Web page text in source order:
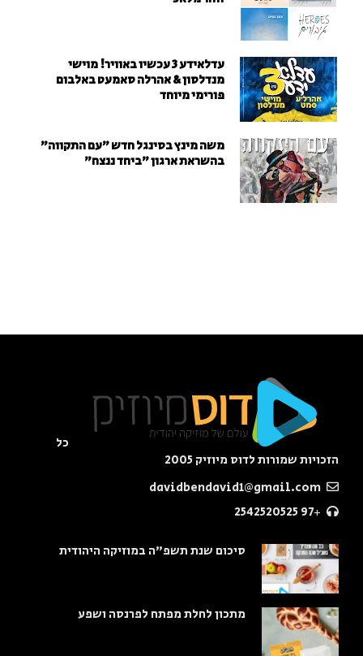
עדלאידע 3 עכשיו באוויר! מוישי
מנדלסון & אהרלה סאמעט באלבום
פורימי מיוחד
משה מינץ בסינגל חדש ״עם התקווה״
בהשראת ארגון "ביחד ננצח"
כל
הזכויות שמורות לדוס מיוזיק 2005
+97 2542520525
סיכום שנת תשפ"ה במוזיקה היהודית
מתכון לחלת מפתח לפרנסה ושפע